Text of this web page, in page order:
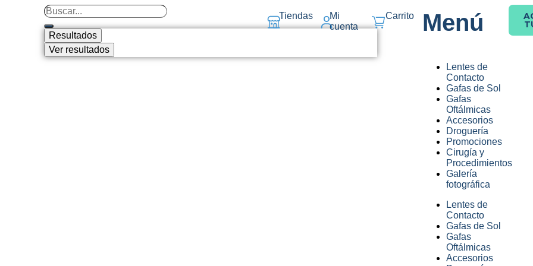
Resultados
Ver resultados
Tiendas
Mi
cuenta
Carrito Menú
Lentes de
Contacto
Gafas de Sol
Gafas
Oftálmicas
Accesorios
Droguería
Promociones
Cirugía y
Procedimientos
Galería
fotográfica
Lentes de
Contacto
Gafas de Sol
Gafas
Oftálmicas
Accesorios